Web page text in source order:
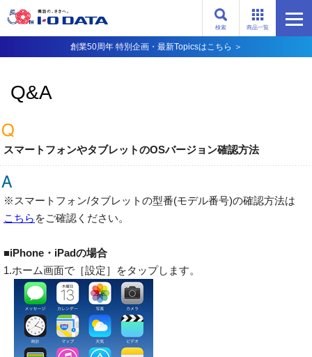
商品一覧
検索
創業50周年 特別企画・最新Topicsはこちら ＞
Q&A
スマートフォンやタブレットのOSバージョン確認方法
※スマートフォン/タブレットの型番(モデル番号)の確認方法は
こちら をご確認ください。
■iPhone・iPadの場合
1.ホーム画面で［設定］をタップします。